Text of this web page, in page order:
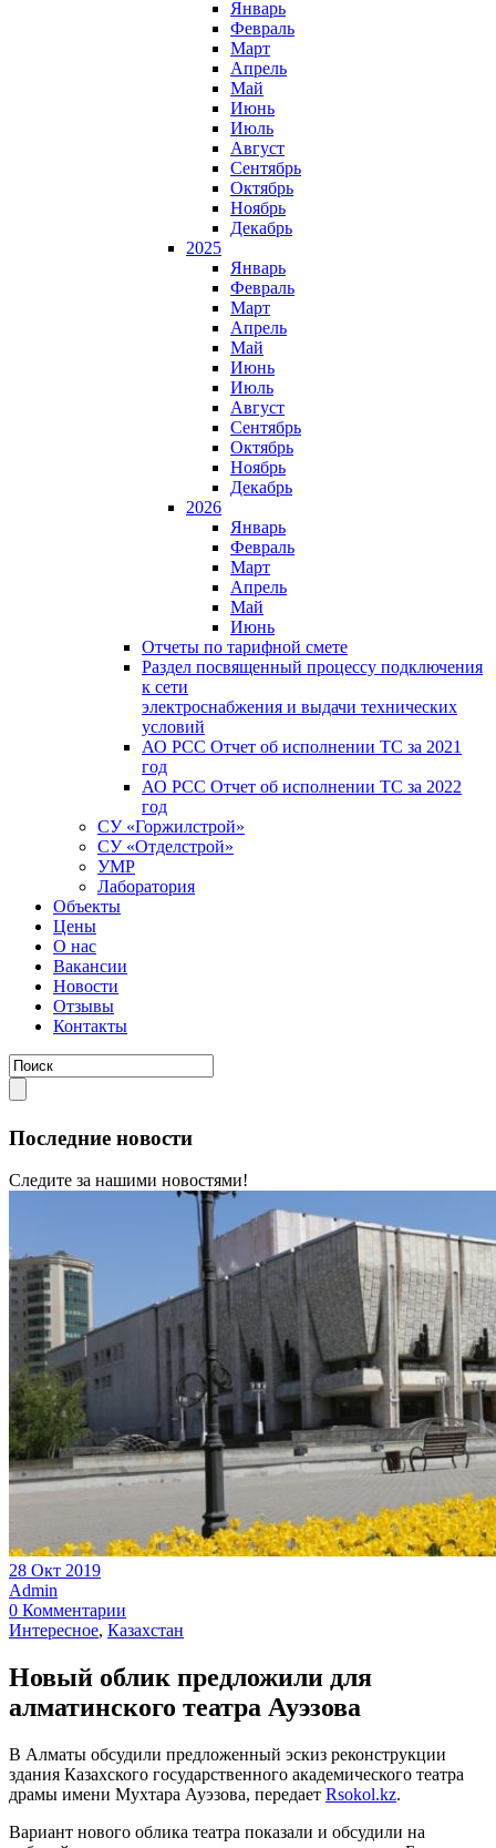
Январь
Февраль
Март
Апрель
Май
Июнь
Июль
Август
Сентябрь
Октябрь
Ноябрь
Декабрь
2025
Январь
Февраль
Март
Апрель
Май
Июнь
Июль
Август
Сентябрь
Октябрь
Ноябрь
Декабрь
2026
Январь
Февраль
Март
Апрель
Май
Июнь
Отчеты по тарифной смете
Раздел посвященный процессу подключения
к сети
электроснабжения и выдачи технических
условий
АО РСС Отчет об исполнении ТС за 2021
год
АО РСС Отчет об исполнении ТС за 2022
год
СУ «Горжилстрой»
СУ «Отделстрой»
УМР
Лаборатория
Объекты
Цены
О нас
Вакансии
Новости
Отзывы
Контакты
Последние новости
Следите за нашими новостями!
28 Окт 2019
Admin
0 Комментарии
Интересное, Казахстан
Новый облик предложили для
алматинского театра Ауэзова
В Алматы обсудили предложенный эскиз реконструкции
здания Казахского государственного академического театра
драмы имени Мухтара Ауэзова, передает Rsokol.kz.
Вариант нового облика театра показали и обсудили на